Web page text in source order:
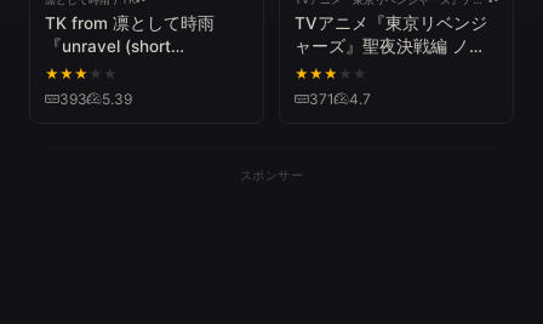
TK from 凛として時雨
『unravel (short
version)』
★★★ ★ ★
393 5.39
TVアニメ『東京リベンジ
ャーズ』聖夜決戦編 ノン
クレジットOP【Official髭
男dism「ホワイトノイ
★★★ ★ ★
371 4.7
スポンサー